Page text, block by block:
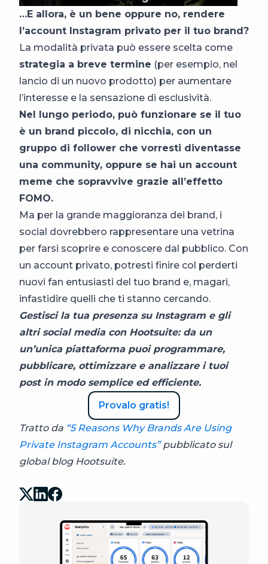
…E allora, è un bene oppure no, rendere
l’account Instagram privato per il tuo brand?
La modalità privata può essere scelta come
strategia a breve termine (per esempio, nel
lancio di un nuovo prodotto) per aumentare
l’interesse e la sensazione di esclusività.
Nel lungo periodo, può funzionare se il tuo
è un brand piccolo, di nicchia, con un
gruppo di follower che vorresti diventasse
una community, oppure se hai un account
meme che sopravvive grazie all’effetto
FOMO.
Ma per la grande maggioranza dei brand, i
social dovrebbero rappresentare una vetrina
per farsi scoprire e conoscere dal pubblico. Con
un account privato, potresti finire col perderti
nuovi fan entusiasti del tuo brand e, magari,
infastidire quelli che ti stanno cercando.
Gestisci la tua presenza su Instagram e gli
altri social media con Hootsuite: da un
un’unica piattaforma puoi programmare,
pubblicare, ottimizzare e analizzare i tuoi
post in modo semplice ed efficiente.
Provalo gratis!
Tratto da “5 Reasons Why Brands Are Using
Private Instagram Accounts”pubblicato sul
global blog Hootsuite.